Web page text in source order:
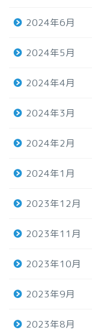
2024年6月
2024年5月
2024年4月
2024年3月
2024年2月
2024年1月
2023年12月
2023年11月
2023年10月
2023年9月
2023年8月